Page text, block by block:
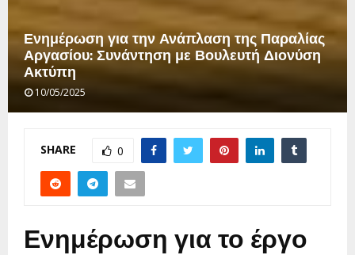
Ενημέρωση για την Ανάπλαση της Παραλίας
Αργασίου: Συνάντηση με Βουλευτή Διονύση
Ακτύπη
10/05/2025
SHARE 0
Ενημέρωση για το έργο